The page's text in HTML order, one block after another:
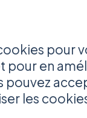
pour
pour en
les